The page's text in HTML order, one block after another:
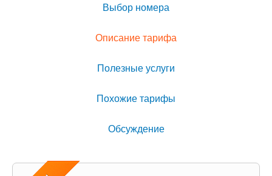
Выбор номера
Описание тарифа
Полезные услуги
Похожие тарифы
Обсуждение